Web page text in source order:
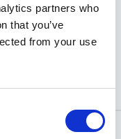
partners who
that you’ve
from your use
oplossingen of
mee en voorkomen